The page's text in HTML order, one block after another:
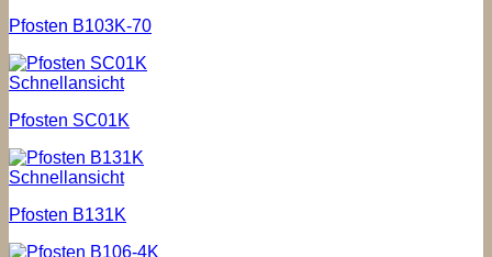
Pfosten B103K-70
Schnellansicht
Pfosten SC01K
Schnellansicht
Pfosten B131K